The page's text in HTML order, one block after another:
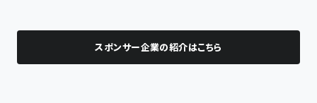
スポンサー企業の紹介はこちら